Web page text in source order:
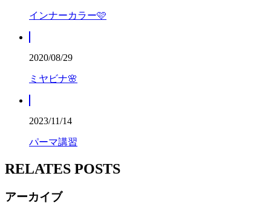
インナーカラー🩷
2020/08/29
ミヤビナ🌸
2023/11/14
パーマ講習
RELATES POSTS
アーカイブ